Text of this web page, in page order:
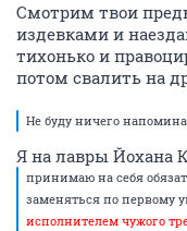
Смотрим твои
издевками и
тихонько и
потом свалить на
Не буду ничего
Я на лавры Йохана
принимаю на себя
заменяться по первому
исполнителем чужого